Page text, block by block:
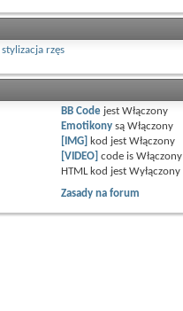
stylizacja rzęs
BB Code jestWłączony
Emotikony sąWłączony
[IMG]
kod jestWłączony
[VIDEO] code isWłączony
HTML kod jestWyłączony
Zasady na forum